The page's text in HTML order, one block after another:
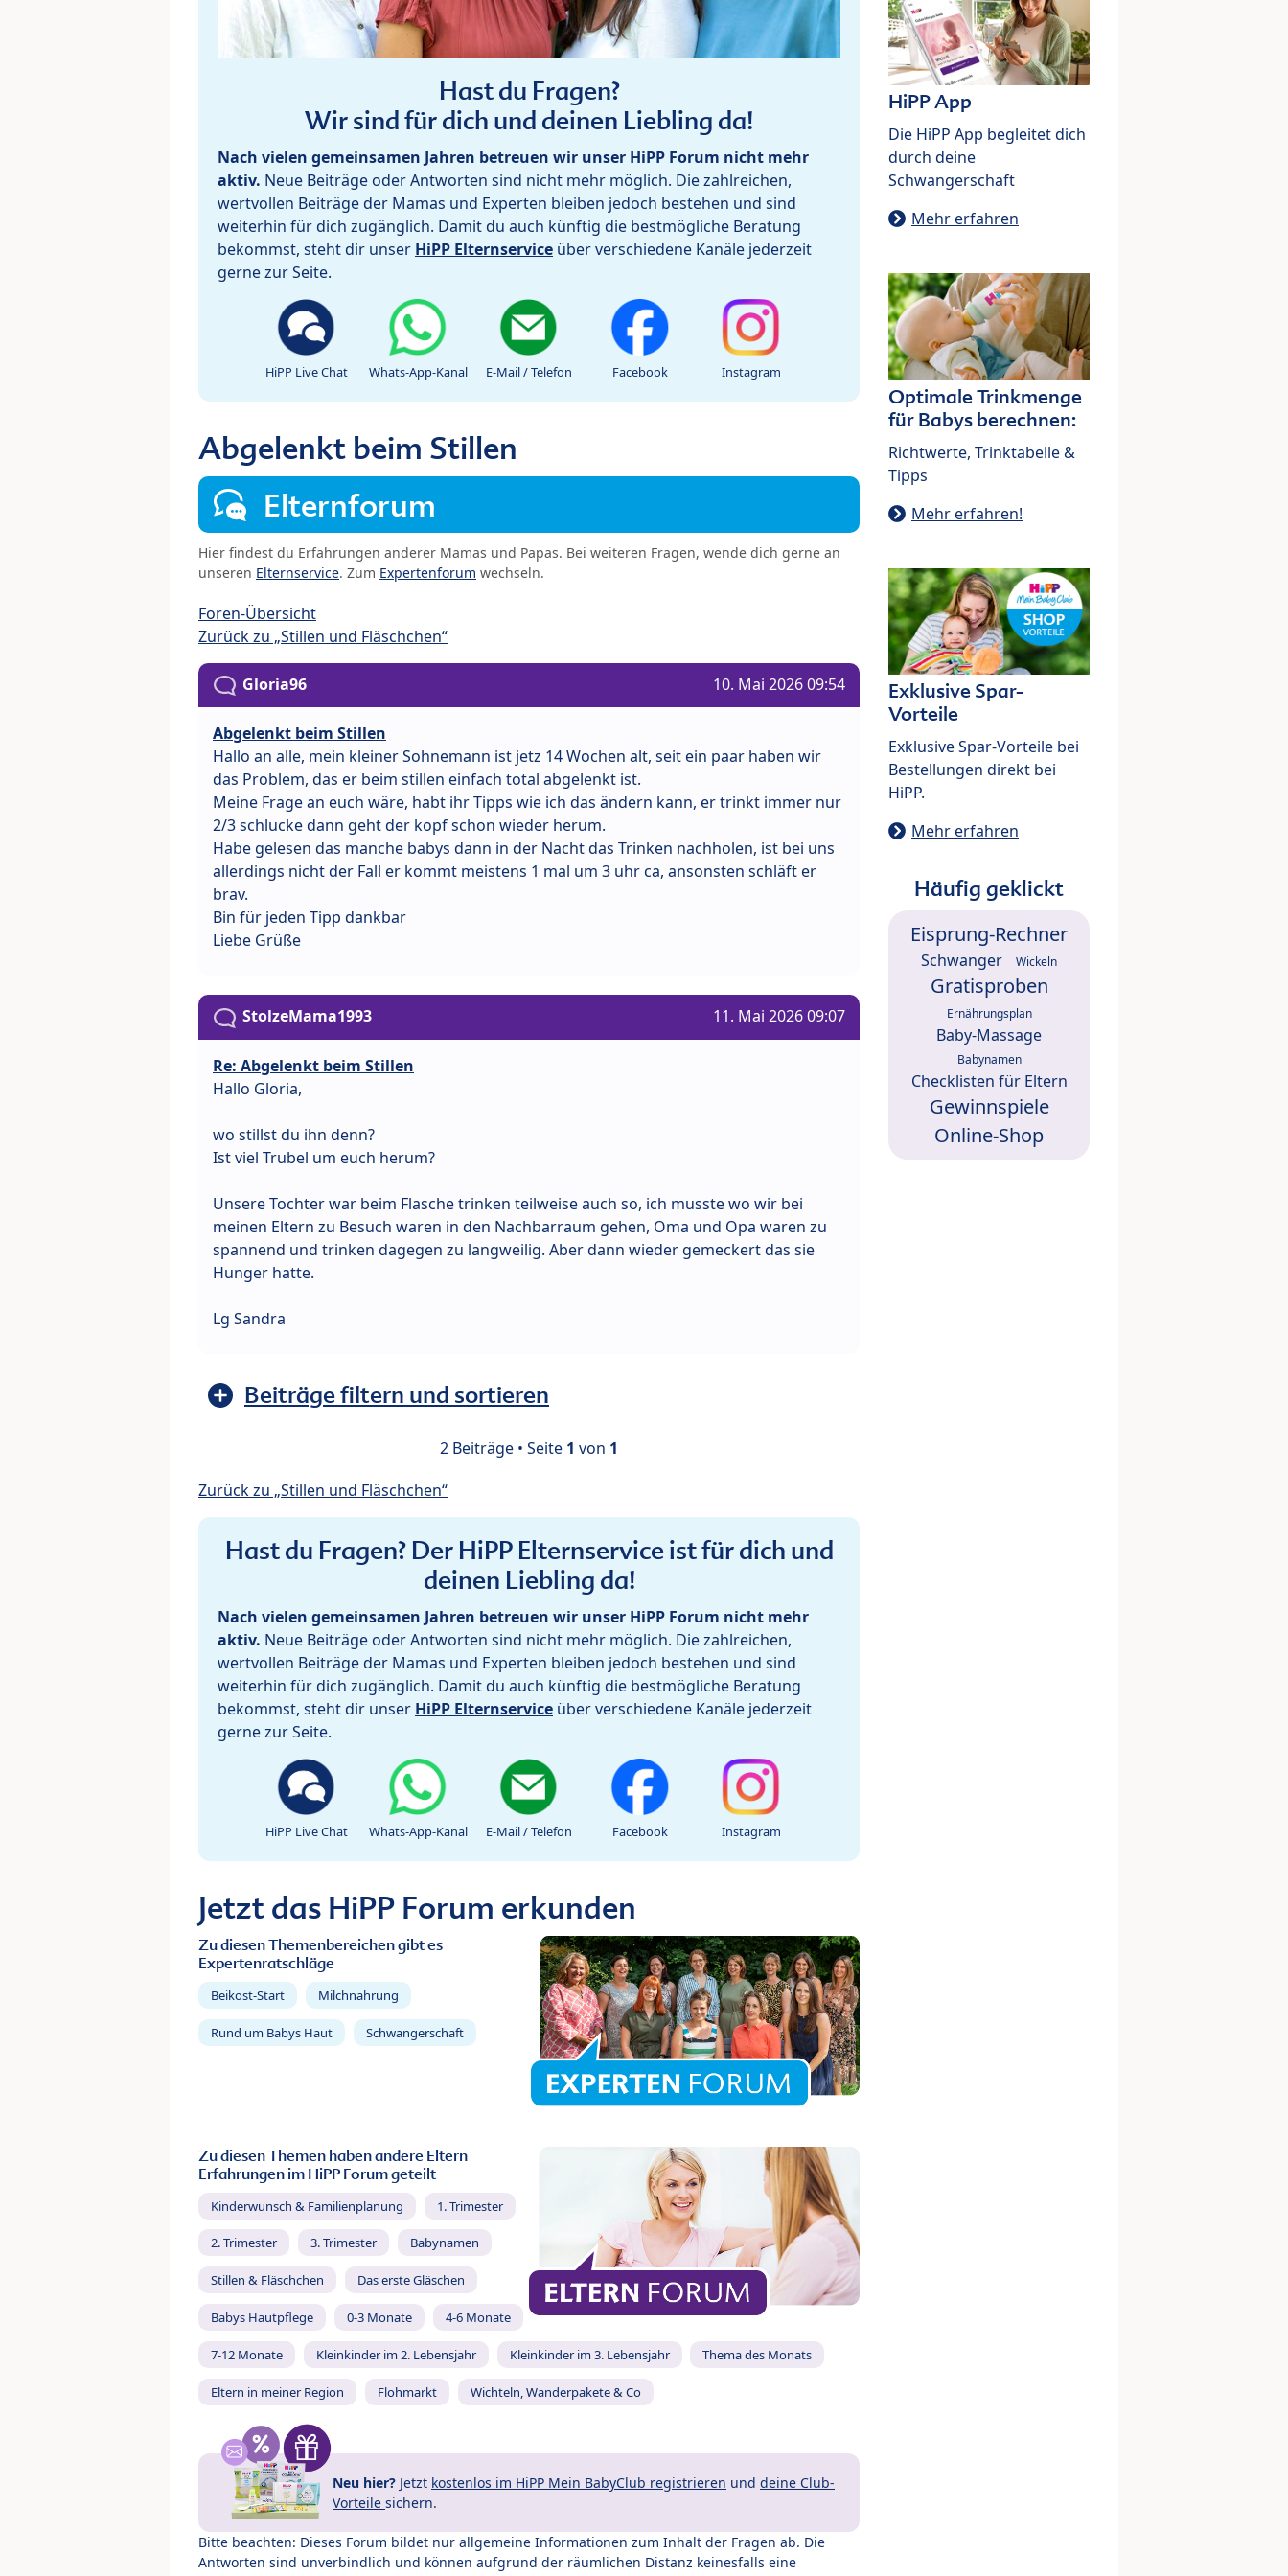
Hast du Fragen?
Wir sind für dich und deinen Liebling da!
Nach vielen gemeinsamen Jahren betreuen wir unser HiPP Forum nicht mehr
aktiv. Neue Beiträge oder Antworten sind nicht mehr möglich. Die zahlreichen,
wertvollen Beiträge der Mamas und Experten bleiben jedoch bestehen und sind
weiterhin für dich zugänglich. Damit du auch künftig die bestmögliche Beratung
bekommst, steht dir unser HiPP Elternservice über verschiedene Kanäle jederzeit
gerne zur Seite.
HiPP Live Chat Whats-App-Kanal E-Mail / Telefon Facebook Instagram
Abgelenkt beim Stillen
Elternforum
Hier findest du Erfahrungen anderer Mamas und Papas. Bei weiteren Fragen, wende dich gerne an
unseren Elternservice. Zum Expertenforum wechseln.
Foren-Übersicht
Zurück zu „Stillen und Fläschchen“
Gloria96 10. Mai 2026 09:54
Abgelenkt beim Stillen
Hallo an alle, mein kleiner Sohnemann ist jetz 14 Wochen alt, seit ein paar haben wir
das Problem, das er beim stillen einfach total abgelenkt ist.
Meine Frage an euch wäre, habt ihr Tipps wie ich das ändern kann, er trinkt immer nur
2/3 schlucke dann geht der kopf schon wieder herum.
Habe gelesen das manche babys dann in der Nacht das Trinken nachholen, ist bei uns
allerdings nicht der Fall er kommt meistens 1 mal um 3 uhr ca, ansonsten schläft er
brav.
Bin für jeden Tipp dankbar
Liebe Grüße
StolzeMama1993 11. Mai 2026 09:07
Re: Abgelenkt beim Stillen
Hallo Gloria,
wo stillst du ihn denn?
Ist viel Trubel um euch herum?
Unsere Tochter war beim Flasche trinken teilweise auch so, ich musste wo wir bei
meinen Eltern zu Besuch waren in den Nachbarraum gehen, Oma und Opa waren zu
spannend und trinken dagegen zu langweilig. Aber dann wieder gemeckert das sie
Hunger hatte.
Lg Sandra
Beiträge filtern und sortieren
2 Beiträge • Seite 1 von 1
Zurück zu „Stillen und Fläschchen“
Hast du Fragen? Der HiPP Elternservice ist für dich und
deinen Liebling da!
Nach vielen gemeinsamen Jahren betreuen wir unser HiPP Forum nicht mehr
aktiv. Neue Beiträge oder Antworten sind nicht mehr möglich. Die zahlreichen,
wertvollen Beiträge der Mamas und Experten bleiben jedoch bestehen und sind
weiterhin für dich zugänglich. Damit du auch künftig die bestmögliche Beratung
bekommst, steht dir unser HiPP Elternservice über verschiedene Kanäle jederzeit
gerne zur Seite.
HiPP Live Chat Whats-App-Kanal E-Mail / Telefon Facebook Instagram
Jetzt das HiPP Forum erkunden
Zu diesen Themenbereichen gibt es
Expertenratschläge
Beikost-Start Milchnahrung
Rund um Babys Haut Schwangerschaft
Zu diesen Themen haben andere Eltern
Erfahrungen im HiPP Forum geteilt
Kinderwunsch & Familienplanung 1. Trimester
2. Trimester 3. Trimester Babynamen
Stillen & Fläschchen Das erste Gläschen
Babys Hautpflege 0-3 Monate 4-6 Monate
7-12 Monate Kleinkinder im 2. Lebensjahr Kleinkinder im 3. Lebensjahr Thema des Monats
Eltern in meiner Region Flohmarkt Wichteln, Wanderpakete & Co
Neu hier? Jetzt kostenlos im HiPP Mein BabyClub registrieren und deine Club-
Vorteile sichern.
Bitte beachten: Dieses Forum bildet nur allgemeine Informationen zum Inhalt der Fragen ab. Die
Antworten sind unverbindlich und können aufgrund der räumlichen Distanz keinesfalls eine
HiPP App
Die HiPP App begleitet dich
durch deine
Schwangerschaft
Mehr erfahren
Optimale Trinkmenge
für Babys berechnen:
Richtwerte, Trinktabelle &
Tipps
Mehr erfahren!
Exklusive Spar-
Vorteile
Exklusive Spar-Vorteile bei
Bestellungen direkt bei
HiPP.
Mehr erfahren
Häufig geklickt
Eisprung-Rechner
Schwanger Wickeln
Gratisproben
Ernährungsplan
Baby-Massage
Babynamen
Checklisten für Eltern
Gewinnspiele
Online-Shop